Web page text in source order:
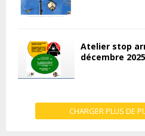
Atelier stop
décembre 2025
CHARGER PLUS DE